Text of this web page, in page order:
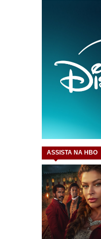
ASSISTA NA HBO